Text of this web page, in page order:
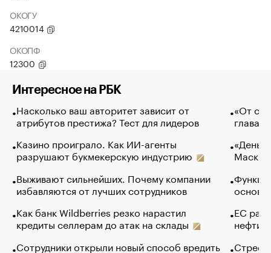
ОКОГУ
4210014
ОКОПФ
12300
Интересное на РБК
Насколько ваш авторитет зависит от
атрибутов престижа? Тест для лидеров
Казино проиграло. Как ИИ-агенты
разрушают букмекерскую индустрию
Выживают сильнейших. Почему компании
избавляются от лучших сотрудников
Как банк Wildberries резко нарастил
кредиты селлерам до атак на склады
Сотрудники открыли новый способ вредить
«От
глава
Маск в
основ
ЕС
нефти